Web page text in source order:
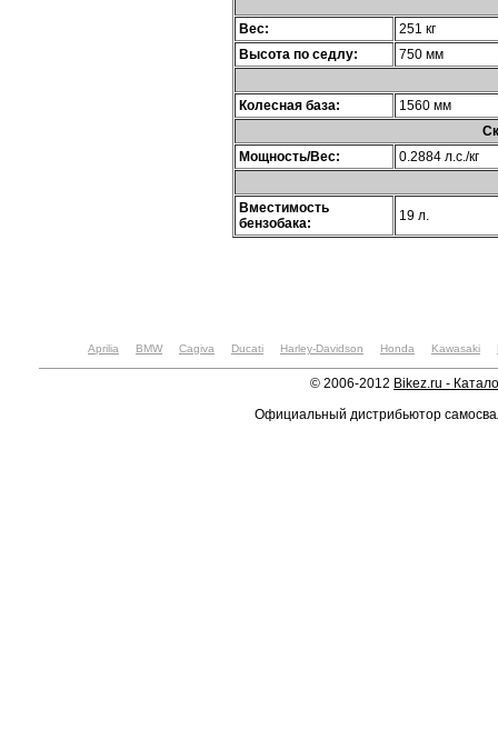
Вес:
251 кг
Высота по седлу:
750 мм
Колесная база:
1560 мм
Мощность/Вес:
0.2884 л.с./кг
Вместимость
бензобака:
19 л.
Aprilia BMW Cagiva Ducati Harley-Davidson Honda Kawasaki
© 2006-2012 Bikez.ru -
Официальный дистрибьютор